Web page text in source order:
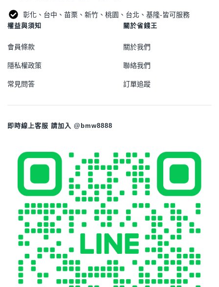
彰化、台中、苗栗、新竹、桃園、台北、基隆-皆可服務
權益與須知
會員條款
隱私權政策
常見問答
關於省錢王
關於我們
聯絡我們
訂單追蹤
即時線上客服 請加入 @bmw8888